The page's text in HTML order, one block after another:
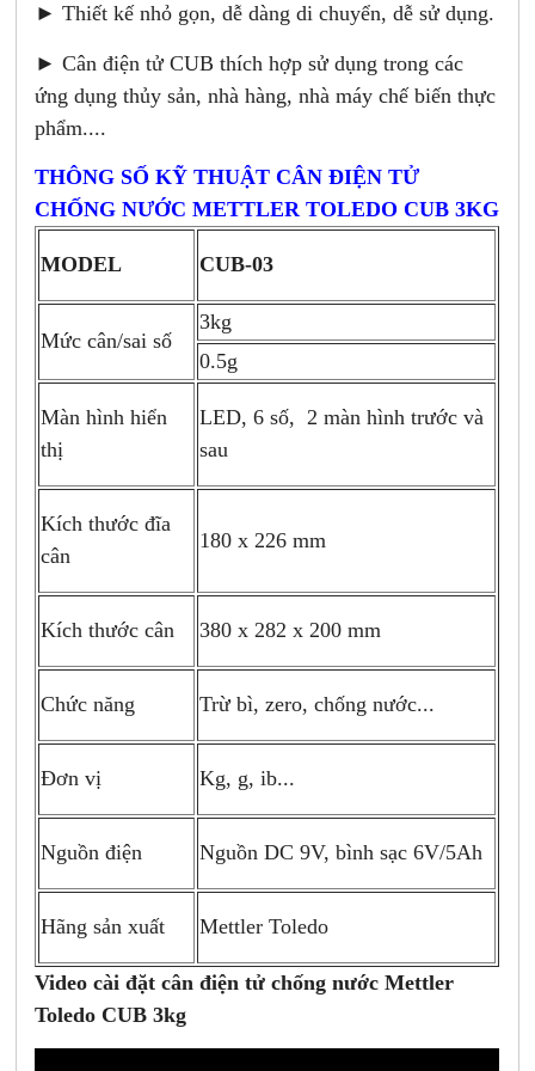
► Thiết kế nhỏ gọn, dễ dàng di chuyển, dễ sử dụng.
► Cân điện tử CUB thích hợp sử dụng trong các
ứng dụng thủy sản, nhà hàng, nhà máy chế biến thực
phẩm....
THÔNG SỐ KỸ THUẬT CÂN ĐIỆN TỬ
CHỐNG NƯỚC METTLER TOLEDO CUB 3KG
MODEL CUB-03
Mức cân/sai số
3kg
0.5g
Màn hình hiển
thị
LED, 6 số, 2 màn hình trước và
sau
Kích thước đĩa
cân
180 x 226 mm
Kích thước cân 380 x 282 x 200 mm
Chức năng Trừ bì, zero, chống nước...
Đơn vị Kg, g, ib...
Nguồn điện Nguồn DC 9V, bình sạc 6V/5Ah
Hãng sản xuất Mettler Toledo
Video cài đặt cân điện tử chống nước Mettler
Toledo CUB 3kg